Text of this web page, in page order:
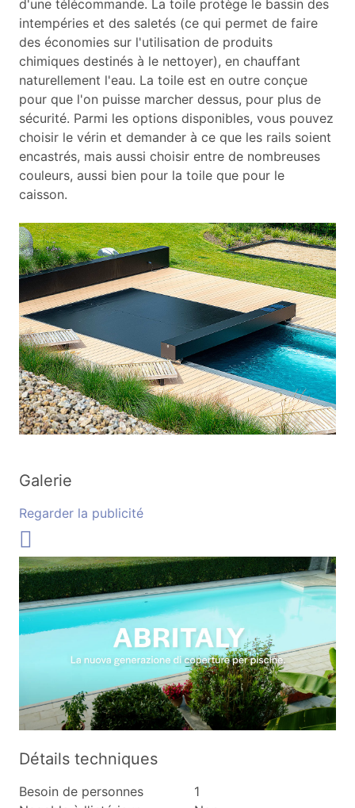
d'une télécommande. La toile protège le bassin des
intempéries et des saletés (ce qui permet de faire
des économies sur l'utilisation de produits
chimiques destinés à le nettoyer), en chauffant
naturellement l'eau. La toile est en outre conçue
pour que l'on puisse marcher dessus, pour plus de
sécurité. Parmi les options disponibles, vous pouvez
choisir le vérin et demander à ce que les rails soient
encastrés, mais aussi choisir entre de nombreuses
couleurs, aussi bien pour la toile que pour le
caisson.
Galerie
Regarder la publicité
Détails techniques
Besoin de personnes
1